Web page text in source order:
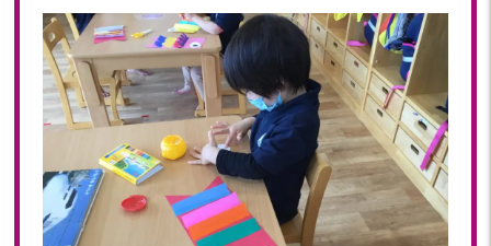
2024年 01月(20)
2023
2023年 12月(20)
2023年 11月(20)
2023年 10月(21)
2023年 09月(20)
2023年 08月(22)
2023年 07月(20)